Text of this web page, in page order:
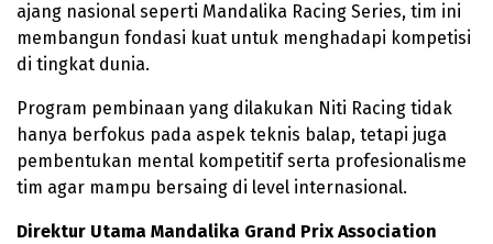
ajang nasional seperti Mandalika Racing Series, tim ini
membangun fondasi kuat untuk menghadapi kompetisi
di tingkat dunia.
Program pembinaan yang dilakukan Niti Racing tidak
hanya berfokus pada aspek teknis balap, tetapi juga
pembentukan mental kompetitif serta profesionalisme
tim agar mampu bersaing di level internasional.
Direktur Utama Mandalika Grand Prix Association